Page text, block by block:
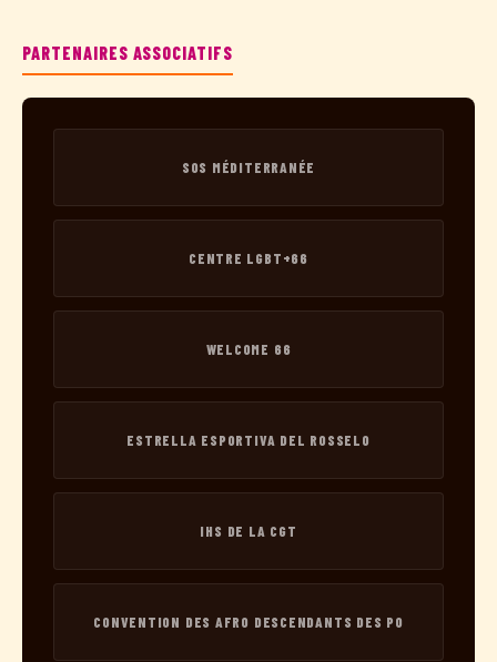
PARTENAIRES ASSOCIATIFS
SOS MÉDITERRANÉE
CENTRE LGBT+66
WELCOME 66
ESTRELLA ESPORTIVA DEL ROSSELO
IHS DE LA CGT
CONVENTION DES AFRO DESCENDANTS DES PO